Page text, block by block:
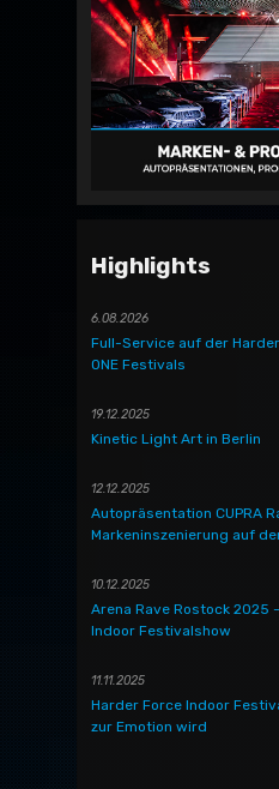
Highlights
6.08.2026
Full-Service auf der
ONE Festivals
19.12.2025
Kinetic Light Art in Berlin
12.12.2025
Autopräsentation CUPRA
Markeninszenierung auf
10.12.2025
Arena Rave Rostock 2025
Indoor Festivalshow
11.11.2025
Harder Force Indoor
zur Emotion wird